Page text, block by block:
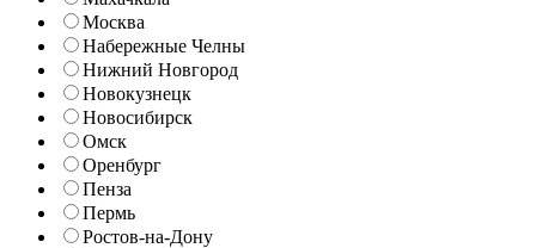
Москва
Набережные Челны
Нижний Новгород
Новокузнецк
Новосибирск
Омск
Оренбург
Пенза
Пермь
Ростов-на-Дону